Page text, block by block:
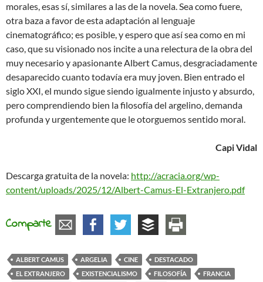
morales, esas sí, similares a las de la novela. Sea como fuere,
otra baza a favor de esta adaptación al lenguaje
cinematográfico; es posible, y espero que así sea como en mi
caso, que su visionado nos incite a una relectura de la obra del
muy necesario y apasionante Albert Camus, desgraciadamente
desaparecido cuanto todavía era muy joven. Bien entrado el
siglo XXI, el mundo sigue siendo igualmente injusto y absurdo,
pero comprendiendo bien la filosofía del argelino, demanda
profunda y urgentemente que le otorguemos sentido moral.
Capi Vidal
Descarga gratuita de la novela: http://acracia.org/wp-
content/uploads/2025/12/Albert-Camus-El-Extranjero.pdf
Comparte
ALBERT CAMUS ARGELIA CINE
DESTACADO
EL EXTRANJERO
EXISTENCIALISMO FILOSOFÍA
FRANCIA